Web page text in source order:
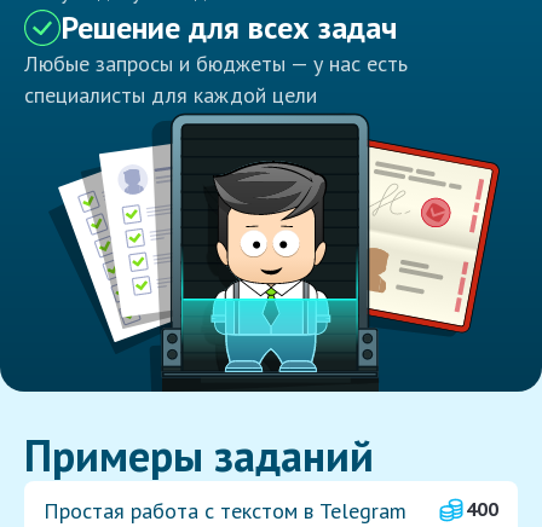
Решение для всех задач
Любые запросы и бюджеты — у нас есть
специалисты для каждой цели
Примеры заданий
Простая работа с текстом в Telegram
400